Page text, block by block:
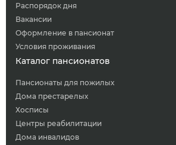
Распорядок дня
Вакансии
Оформление в пансионат
Условия проживания
Каталог пансионатов
Пансионаты для пожилых
Дома престарелых
Хосписы
Центры реабилитации
Дома инвалидов